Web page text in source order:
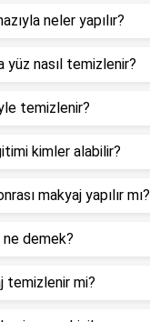
neler yapılır?
yüz nasıl temizlenir?
temizlenir?
kimler alabilir?
makyaj yapılır mı?
ne demek?
temizlenir mi?